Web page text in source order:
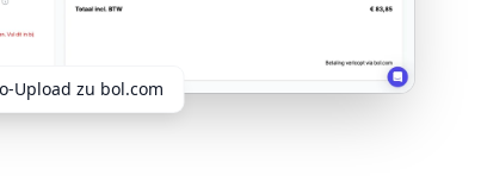
Upload zu bol.com